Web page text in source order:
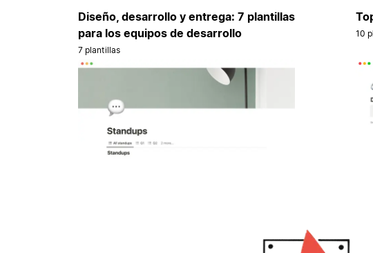
Diseño, desarrollo y entrega: 7 plantillas
para los equipos de desarrollo
7 plantillas
10